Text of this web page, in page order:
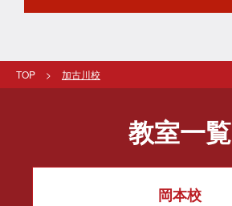
TOP 加古川校
教室一覧
岡本校